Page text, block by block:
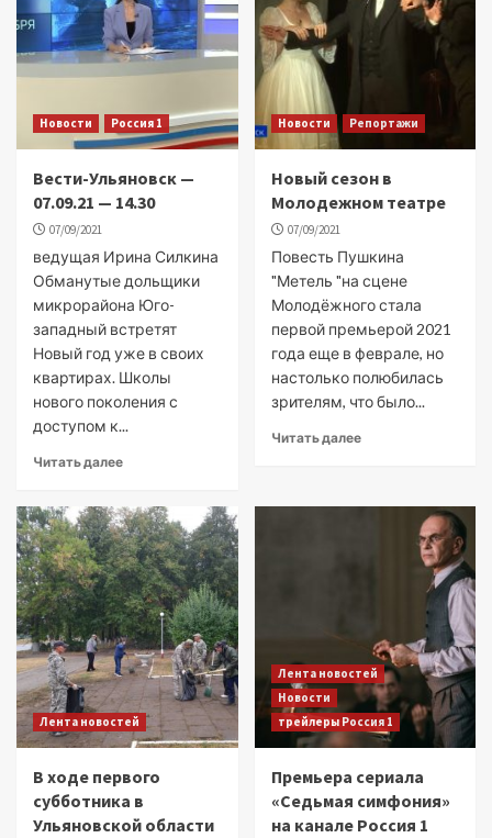
Новости Россия 1
Вести-Ульяновск —
07.09.21 — 14.30
07/09/2021
ведущая Ирина Силкина
Обманутые дольщики
микрорайона Юго-
западный встретят
Новый год уже в своих
квартирах. Школы
нового поколения с
доступом к...
Читать далее
Новости Репортажи
Новый сезон в
Молодежном театре
07/09/2021
Повесть Пушкина
"Метель "на сцене
Молодёжного стала
первой премьерой 2021
года еще в феврале, но
настолько полюбилась
зрителям, что было...
Читать далее
Лента новостей
В ходе первого
субботника в
Ульяновской области
Лента новостей
Новости
трейлеры Россия 1
Премьера сериала
«Седьмая симфония»
на канале Россия 1